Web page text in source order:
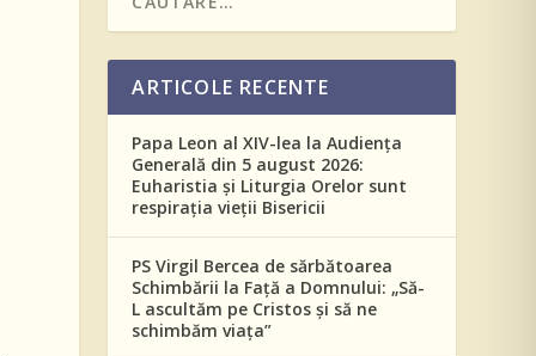
ARTICOLE RECENTE
Papa Leon al XIV-lea la Audiența
Generală din 5 august 2026:
Euharistia și Liturgia Orelor sunt
respirația vieții Bisericii
PS Virgil Bercea de sărbătoarea
Schimbării la Față a Domnului: „Să-
L ascultăm pe Cristos și să ne
schimbăm viața”